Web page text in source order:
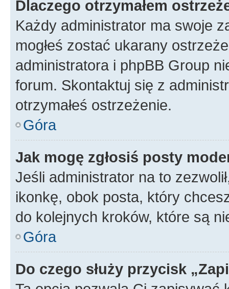
Dlaczego otrzymałem
Każdy administrator ma swoje
mogłeś zostać ukarany
administratora i phpBB Group
forum. Skontaktuj się z
otrzymałeś ostrzeżenie.
Góra
Jak mogę zgłosiś posty
Jeśli administrator na to
ikonkę, obok posta, który
do kolejnych kroków, które są
Góra
Do czego służy przycisk